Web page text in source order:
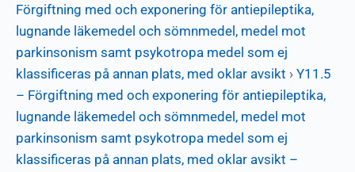
Förgiftning med och exponering för antiepileptika,
lugnande läkemedel och sömnmedel, medel mot
parkinsonism samt psykotropa medel som ej
klassificeras på annan plats, med oklar avsikt › Y11.5
– Förgiftning med och exponering för antiepileptika,
lugnande läkemedel och sömnmedel, medel mot
parkinsonism samt psykotropa medel som ej
klassificeras på annan plats, med oklar avsikt –